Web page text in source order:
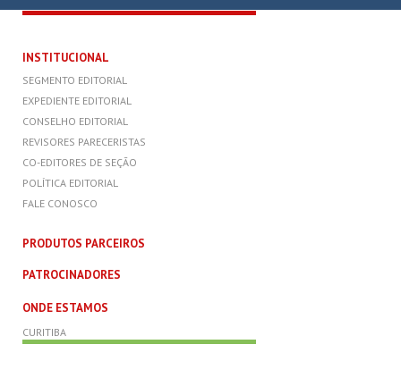
INSTITUCIONAL
SEGMENTO EDITORIAL
EXPEDIENTE EDITORIAL
CONSELHO EDITORIAL
REVISORES PARECERISTAS
CO-EDITORES DE SEÇÃO
POLÍTICA EDITORIAL
FALE CONOSCO
PRODUTOS PARCEIROS
PATROCINADORES
ONDE ESTAMOS
CURITIBA